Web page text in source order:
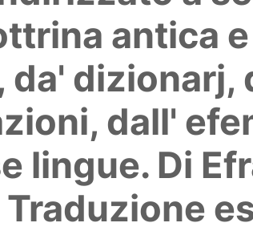
antica
da' dizionarj,
dall'
lingue. Di
Traduzione